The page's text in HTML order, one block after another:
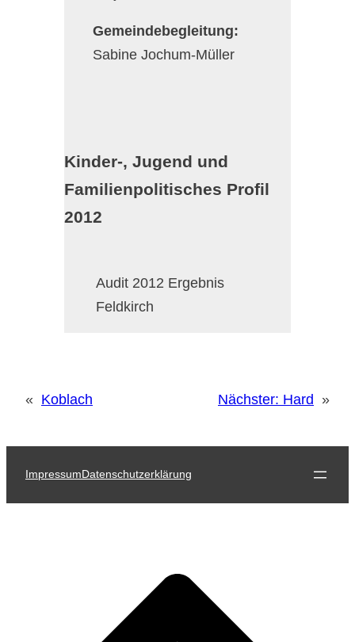
Gemeindebegleitung:
Sabine Jochum-Müller
Kinder-, Jugend und
Familienpolitisches Profil
2012
Audit 2012 Ergebnis
Feldkirch
« Koblach Nächster: Hard »
ImpressumDatenschutzerklärung